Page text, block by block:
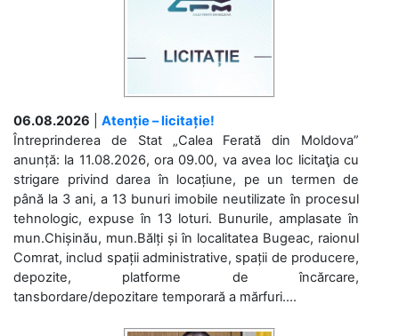
06.08.2026
Atenție – licitație!
Întreprinderea de Stat „Calea Ferată din Moldova”
anunță: la 11.08.2026, ora 09.00, va avea loc licitaţia cu
strigare privind darea în locațiune, pe un termen de
până la 3 ani, a 13 bunuri imobile neutilizate în procesul
tehnologic, expuse în 13 loturi. Bunurile, amplasate în
mun.Chișinău, mun.Bălți și în localitatea Bugeac, raionul
Comrat, includ spații administrative, spații de producere,
depozite, platforme de încărcare,
tansbordare/depozitare temporară a mărfuri....